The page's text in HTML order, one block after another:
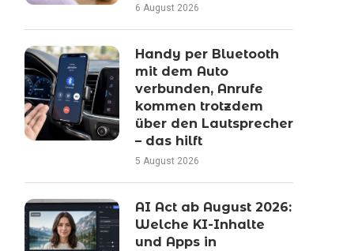
6 August 2026
Handy per Bluetooth
mit dem Auto
verbunden, Anrufe
kommen trotzdem
über den Lautsprecher
– das hilft
5 August 2026
AI Act ab August 2026:
Welche KI-Inhalte
und Apps in